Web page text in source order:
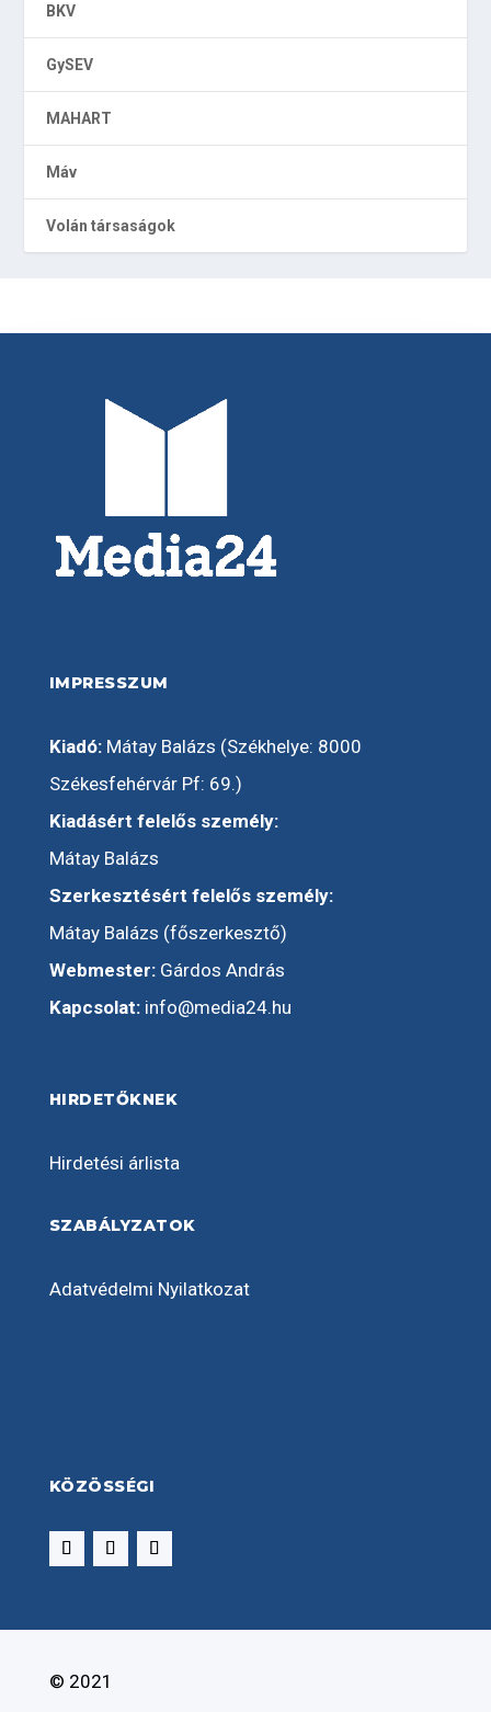
BKV
GySEV
MAHART
Máv
Volán társaságok
IMPRESSZUM
Kiadó:Mátay Balázs (Székhelye: 8000
Székesfehérvár Pf: 69.)
Kiadásért felelős személy:
Mátay Balázs
Szerkesztésért felelős személy:
Mátay Balázs (főszerkesztő)
Webmester:Gárdos András
Kapcsolat: info@media24.hu
HIRDETŐKNEK
Hirdetési árlista
SZABÁLYZATOK
Adatvédelmi Nyilatkozat
KÖZÖSSÉGI
© 2021